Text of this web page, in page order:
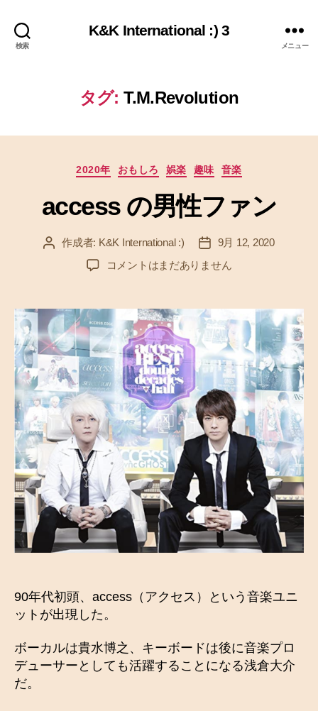
検索
K&K International :) 3
メニュー
タグ: T.M.Revolution
カ
ゴ
リ
2020年 おもしろ 娯楽 趣味 音楽
access の男性ファン
投 作成者: K&K International :)
投
稿
日
9月 12, 2020
a
e
s
s
の
男
性
フ
ァ
ン
へ
の
コメントはまだありません
90年代初頭、access（アクセス）という音楽ユニ
ットが出現した。
ボーカルは貴水博之、キーボードは後に音楽プロ
デューサーとしても活躍することになる浅倉大介
だ。